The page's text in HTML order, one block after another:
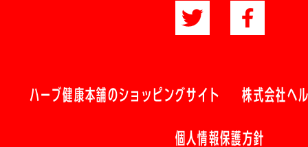
ハーブ健康本舗のショッピングサイト 株式会社ヘ
個人情報保護方針